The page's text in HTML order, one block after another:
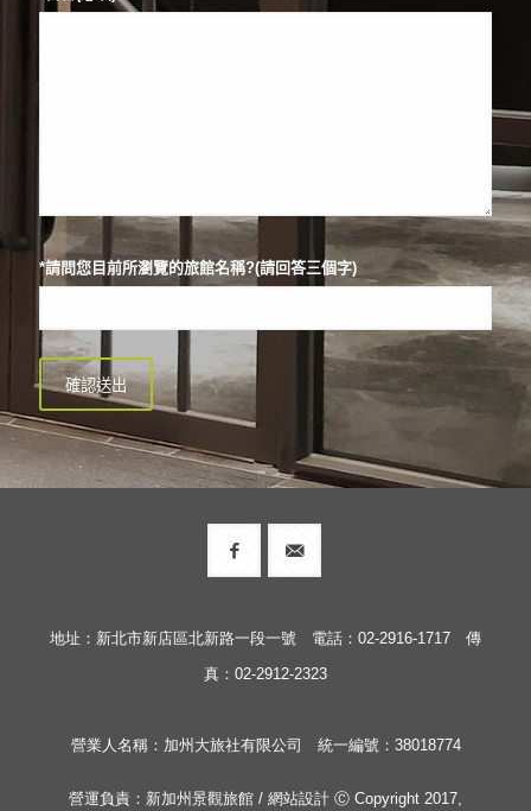
*請問您目前所瀏覽的旅館名稱?(請回答三個字)
地址：新北市新店區北新路一段一號 電話：02-2916-1717 傳
真：02-2912-2323
營業人名稱：加州大旅社有限公司 統一編號：38018774
營運負責：新加州景觀旅館 / 網站設計 Ⓒ Copyright 2017,